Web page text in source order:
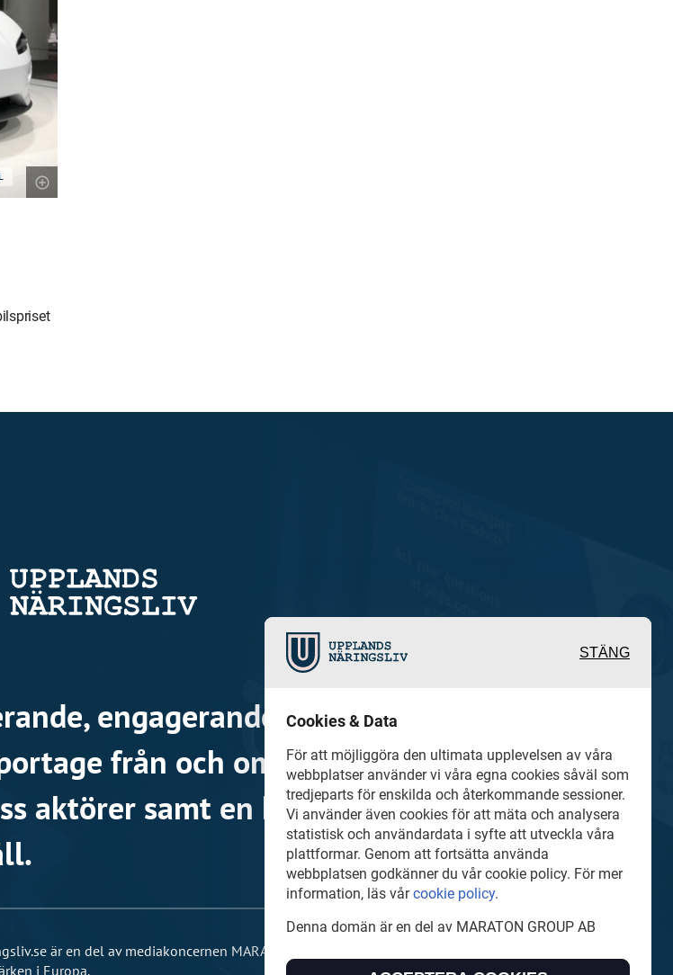
engagerande och värdefulla berättelser
från och om det lokala näringslivet
aktörer samt en hel del annan läsvärt
är en del av mediakoncernen MARATON GROUP AB som äger och förvaltar digitala
i Europa.
STÄNG
Cookies & Data
För att möjliggöra den ultimata upplevelsen av våra
webbplatser använder vi våra egna cookies såväl som
tredjeparts för enskilda och återkommande sessioner.
Vi använder även cookies för att mäta och analysera
statistisk och användardata i syfte att utveckla våra
plattformar. Genom att fortsätta använda
webbplatsen godkänner du vår cookie policy. För mer
information, läs vårcookie policy.
Denna domän är en del av MARATON GROUP AB